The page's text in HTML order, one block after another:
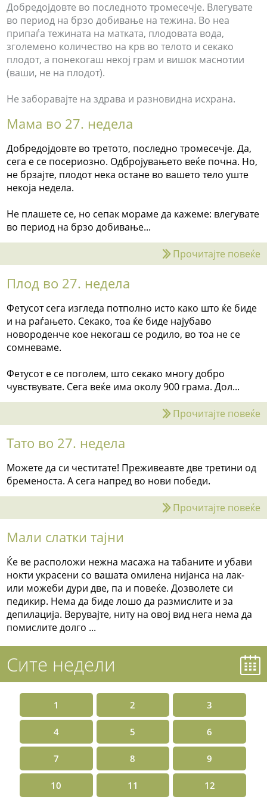
Добредојдовте во последното тромесечје. Влегувате
во период на брзо добивање на тежина. Во неа
припаѓа тежината на матката, плодовата вода,
зголемено количество на крв во телото и секако
плодот, а понекогаш некој грам и вишок маснотии
(ваши, не на плодот).
Не заборавајте на здрава и разновидна исхрана.
Мама во 27. недела
Добредојдовте во третото, последно тромесечје. Да,
сега е се посериозно. Одбројувањето веќе почна. Но,
не брзајте, плодот нека остане во вашето тело уште
некоја недела.
Не плашете се, но сепак мораме да кажеме: влегувате
во период на брзо добивање...
Прочитајте повеќе
Плод во 27. недела
Фетусот сега изгледа потполно исто како што ќе биде
и на раѓањето. Секако, тоа ќе биде најубаво
новороденче кое некогаш се родило, во тоа не се
сомневаме.
Фетусот е се поголем, што секако многу добро
чувствувате. Сега веќе има околу 900 грама. Дол...
Прочитајте повеќе
Тато во 27. недела
Можете да си честитате! Преживеавте две третини од
бременоста. А сега напред во нови победи.
Прочитајте повеќе
Мали слатки тајни
Ќе ве расположи нежна масажа на табаните и убави
нокти украсени со вашата омилена нијанса на лак-
или можеби дури две, па и повеќе. Дозволете си
педикир. Нема да биде лошо да размислите и за
депилација. Верувајте, ниту на овој вид нега нема да
помислите долго ...
Сите недели
1 2 3
4 5 6
7 8 9
10 11 12